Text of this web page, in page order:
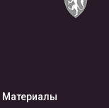
Материалы